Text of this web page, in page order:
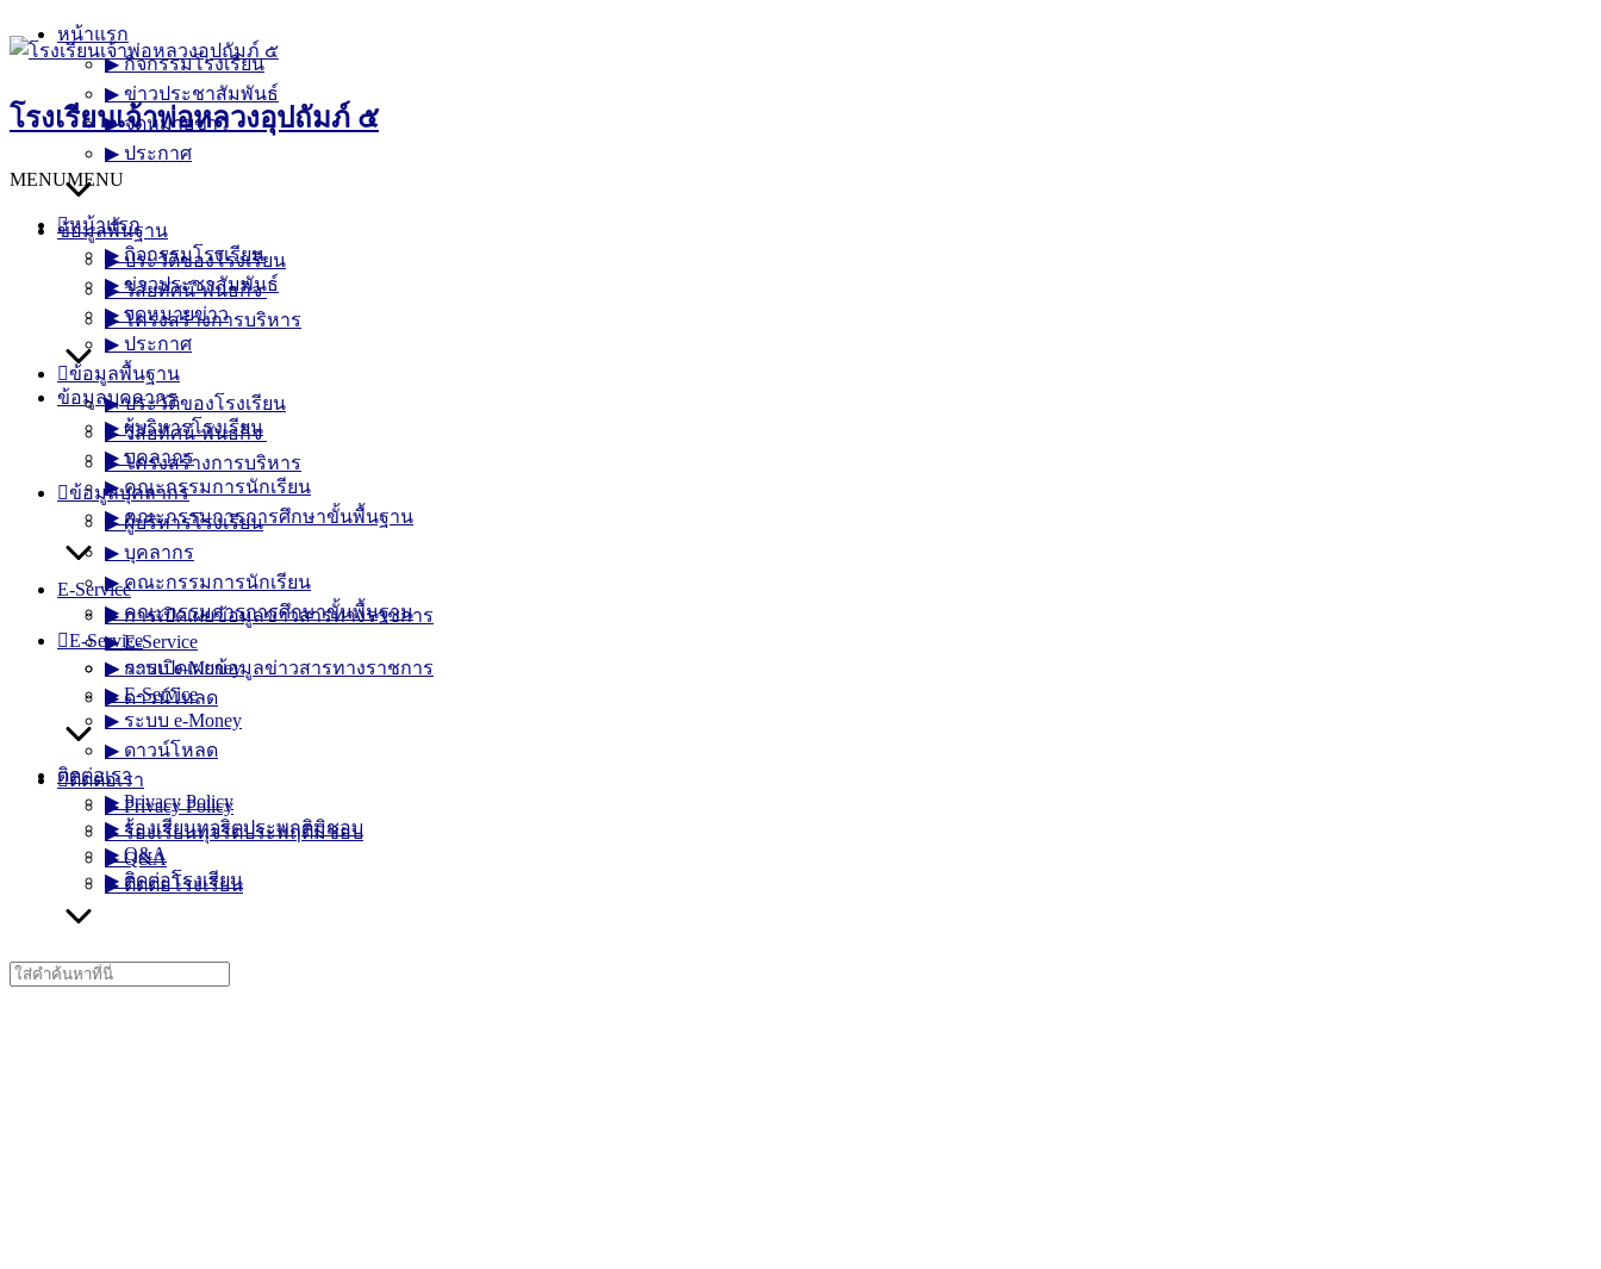
Skip
to
โรงเรียนเจ้าพ่อหลวงอุปถัมภ์ ๕
MENUMENU
หน้าแรก
▶︎ กิจกรรมโรงเรียน
▶︎ ข่าวประชาสัมพันธ์
▶︎ จดหมายข่าว
▶︎ ประกาศ
ข้อมูลพื้นฐาน
▶︎ ประวัติของโรงเรียน
▶︎ วิสัยทัศน์-พันธกิจ
▶︎ โครงสร้างการบริหาร
ข้อมูลบุคลากร
▶︎ ผู้บริหารโรงเรียน
▶︎ บุคลากร
▶︎ คณะกรรมการนักเรียน
▶︎ คณะกรรมการการศึกษาขั้นพื้นฐาน
E-Service
▶︎ การเปิดเผยข้อมูลข่าวสารทางราชการ
▶︎ E-Service
▶︎ ระบบ e-Money
▶︎ ดาวน์โหลด
ติดต่อเรา
▶︎ Privacy Policy
▶︎ ร้องเรียนทุจริตประพฤติมิชอบ
▶︎ Q&A
▶︎ ติดต่อโรงเรียน
หน้าแรก
▶︎ กิจกรรมโรงเรียน
▶︎ ข่าวประชาสัมพันธ์
▶︎ จดหมายข่าว
▶︎ ประกาศ
ข้อมูลพื้นฐาน
▶︎ ประวัติของโรงเรียน
▶︎ วิสัยทัศน์-พันธกิจ
▶︎ โครงสร้างการบริหาร
ข้อมูลบุคลากร
▶︎ ผู้บริหารโรงเรียน
▶︎ บุคลากร
▶︎ คณะกรรมการนักเรียน
▶︎ คณะกรรมการการศึกษาขั้นพื้นฐาน
E-Service
▶︎ การเปิดเผยข้อมูลข่าวสารทางราชการ
▶︎ E-Service
▶︎ ระบบ e-Money
▶︎ ดาวน์โหลด
ติดต่อเรา
▶︎ Privacy Policy
▶︎ ร้องเรียนทุจริตประพฤติมิชอบ
▶︎ Q&A
▶︎ ติดต่อโรงเรียน
Search
for: